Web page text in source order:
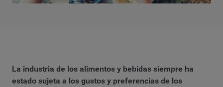
La industria de los alimentos y bebidas siempre ha
estado sujeta a los gustos y preferencias de los